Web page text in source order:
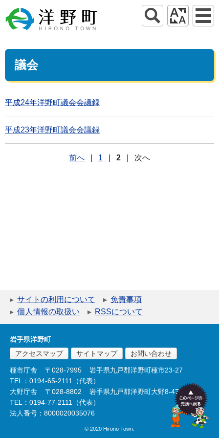
議会
平成24年洋野町議会会議録
平成23年洋野町議会会議録
前へ 1 2 次へ
サイトの利用について
免責事項
個人情報の取扱い
RSSについて
岩手県洋野町
アクセスマップ
サイトマップ お問い合わせ
種市庁舎 〒028-7995
岩手県九戸郡洋野町種市23-27
TEL：0194-65-2111（代表）
大野庁舎
〒028-8802
岩手県九戸郡洋野町大野8-47-2
TEL：0194-77-2111（代表）
法人番号：8000020035076
© 2020 Hirono Town.